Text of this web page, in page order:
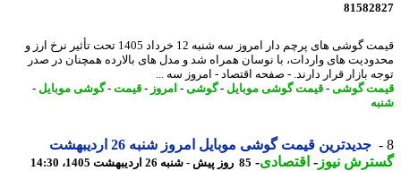
قیمت گوشی های پرچم دار امروز سه شنبه 12 خرداد 1405 تحت تأثیر نرخ ارز و
های واردات، با نوسان همراه شد و مدل های بالارده همچنان در صدر
بازار قرار دارند. - صفحه اقتصاد - امروز سه ...
گوشی-قیمت گوشی موبایل-گوشی-امروز- قیمت-گوشی موبایل-
جدیدترین قیمت گوشی موبایل امروز شنبه 26 اردیبهشت
نیوز-اقتصادی-85 روز پیش - شنبه 26 اردیبهشت 1405، 14:30